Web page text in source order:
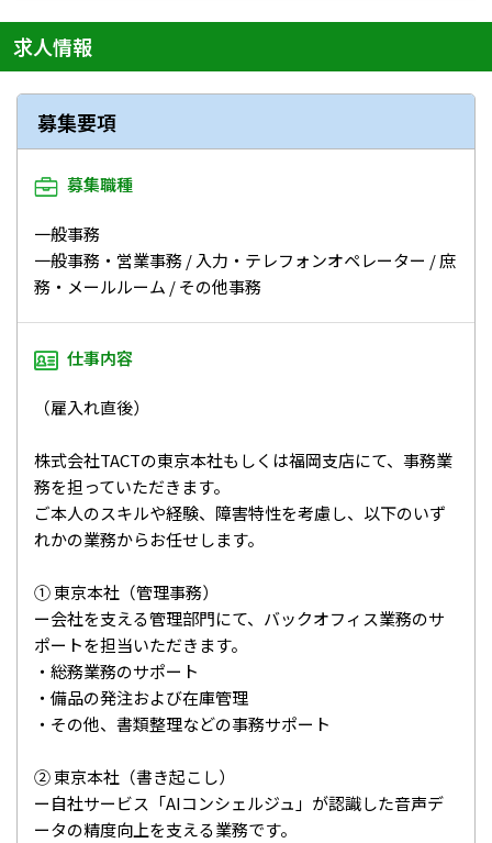
求人情報
募集要項
募集職種
一般事務
一般事務・営業事務 / 入力・テレフォンオペレーター / 庶
務・メールルーム / その他事務
仕事内容
（雇入れ直後）
株式会社TACTの東京本社もしくは福岡支店にて、事務業
務を担っていただきます。
ご本人のスキルや経験、障害特性を考慮し、以下のいず
れかの業務からお任せします。
① 東京本社（管理事務）
ー会社を支える管理部門にて、バックオフィス業務のサ
ポートを担当いただきます。
・総務業務のサポート
・備品の発注および在庫管理
・その他、書類整理などの事務サポート
② 東京本社（書き起こし）
ー自社サービス「AIコンシェルジュ」が認識した音声デ
ータの精度向上を支える業務です。